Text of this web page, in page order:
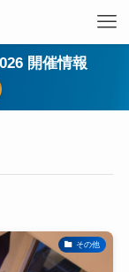
開催情報
その他